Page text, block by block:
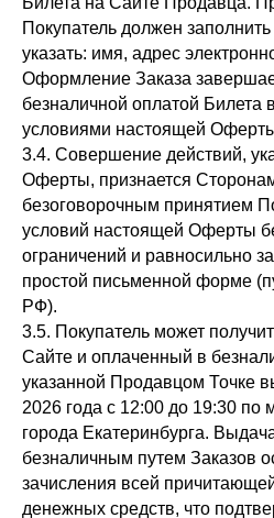
Покупатель должен
указать: имя, адрес
Оформление Заказа
безналичной оплатой Билета
условиями настоящей
3.4. Совершение действий,
Оферты, признается
безоговорочным принятием
условий настоящей Оферты
ограничений и равносильно
простой письменной форме
РФ).
3.5. Покупатель может
Сайте и оплаченный в
указанной Продавцом Точке
2026 года с 12:00 до 19:30 по
города Екатеринбурга.
безналичным путем Заказов
зачисления всей
денежных средств, что